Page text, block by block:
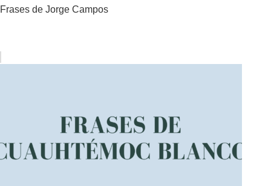
Frases de Jorge Campos